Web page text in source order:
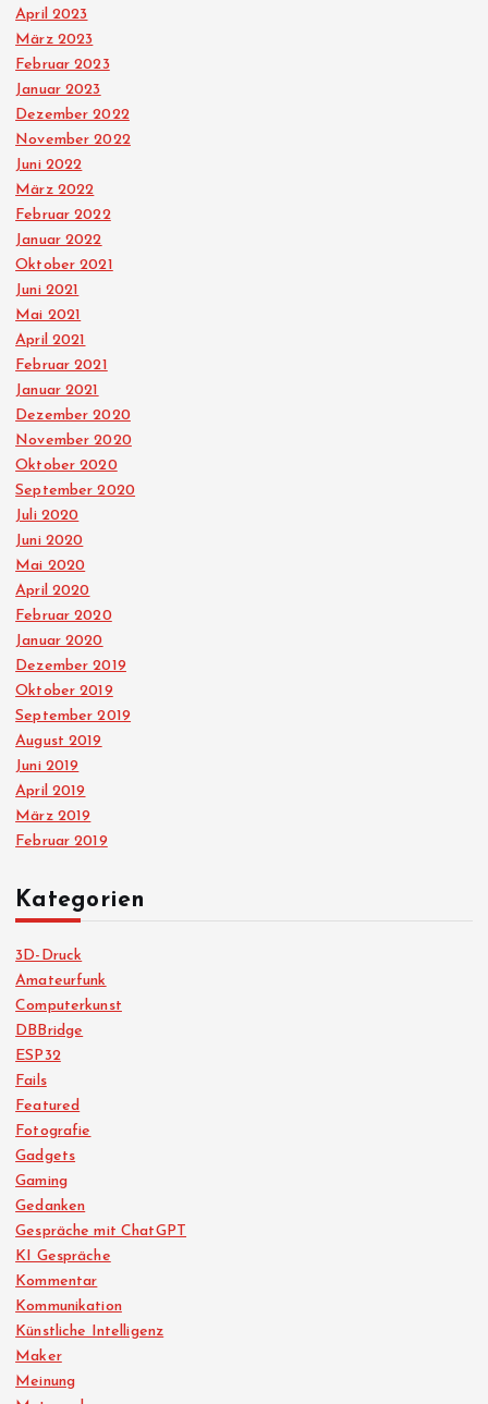
April 2023
März 2023
Februar 2023
Januar 2023
Dezember 2022
November 2022
Juni 2022
März 2022
Februar 2022
Januar 2022
Oktober 2021
Juni 2021
Mai 2021
April 2021
Februar 2021
Januar 2021
Dezember 2020
November 2020
Oktober 2020
September 2020
Juli 2020
Juni 2020
Mai 2020
April 2020
Februar 2020
Januar 2020
Dezember 2019
Oktober 2019
September 2019
August 2019
Juni 2019
April 2019
März 2019
Februar 2019
Kategorien
3D-Druck
Amateurfunk
Computerkunst
DBBridge
ESP32
Fails
Featured
Fotografie
Gadgets
Gaming
Gedanken
Gespräche mit ChatGPT
KI Gespräche
Kommentar
Kommunikation
Künstliche Intelligenz
Maker
Meinung